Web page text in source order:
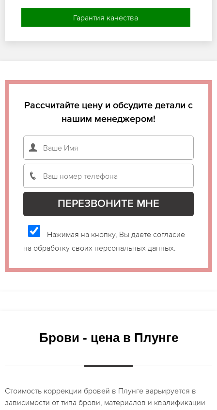
Гарантия качества
Рассчитайте цену и обсудите детали с
нашим менеджером!
Нажимая на кнопку, Вы даете согласие
на обработку своих персональных данных.
Брови - цена в Плунге
Стоимость коррекции бровей в Плунге варьируется в
зависимости от типа брови, материалов и квалификации